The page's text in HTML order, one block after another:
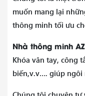
muốn mang lại
thông minh tối ưu
Nhà thông minh
Khóa vân tay, công
biến,v.v…. giúp ngôi